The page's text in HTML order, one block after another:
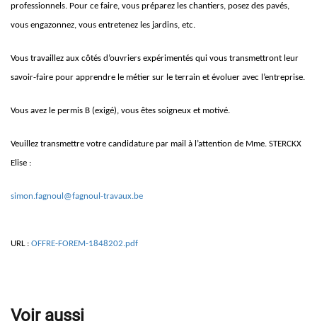
professionnels. Pour ce faire, vous préparez les chantiers, posez des pavés,
vous engazonnez, vous entretenez les jardins, etc.
Vous travaillez aux côtés d’ouvriers expérimentés qui vous transmettront leur
savoir-faire pour apprendre le métier sur le terrain et évoluer avec l’entreprise.
Vous avez le permis B (exigé), vous êtes soigneux et motivé.
Veuillez transmettre votre candidature par mail à l’attention de Mme. STERCKX
Elise :
simon.fagnoul@fagnoul-travaux.be
URL : OFFRE-FOREM-1848202.pdf
Voir aussi